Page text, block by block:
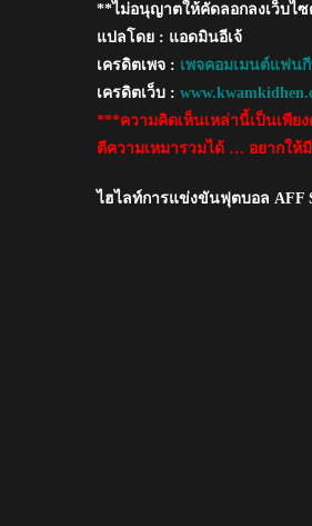
**ไม่อนุญาตให้คัดลอกลงเว็บไ
แปลโดย : แอดมินอีเจ้
เครดิตเพจ : เพจคอมเมนต์แฟน
เครดิตเว็บ :
***ความคิดเห็นเหล่านี้เป็นเพีย
ตีความเหมารวมได้ … อยากใ
ไฮไลท์การแข่งขันฟุตบอล AFF